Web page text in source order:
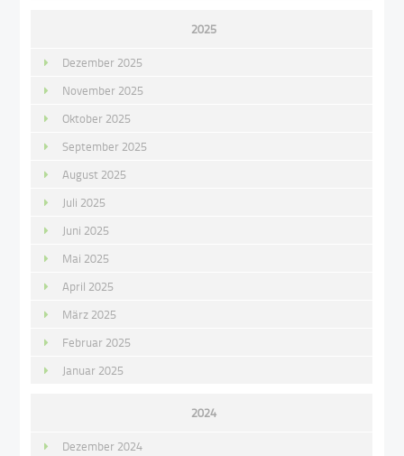
2025
Dezember 2025
November 2025
Oktober 2025
September 2025
August 2025
Juli 2025
Juni 2025
Mai 2025
April 2025
März 2025
Februar 2025
Januar 2025
2024
Dezember 2024